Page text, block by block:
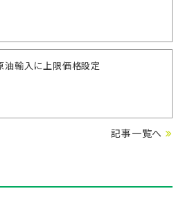
油輸入に上限価格設定
記事一覧へ